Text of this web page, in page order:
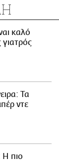
καλό
Τα
ντε
Η πιο